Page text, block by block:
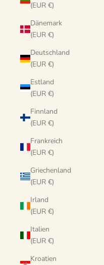
(EUR €)
Dänemark
(EUR €)
Deutschland
(EUR €)
Estland
(EUR €)
Finnland
(EUR €)
Frankreich
(EUR €)
Griechenland
(EUR €)
Irland
(EUR €)
Italien
(EUR €)
Kroatien